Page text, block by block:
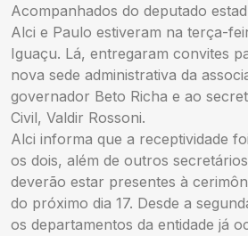
Acompanhados do deputado
Alci e Paulo estiveram na terça-
Iguaçu. Lá, entregaram convites
nova sede administrativa da
governador Beto Richa e ao
Civil, Valdir Rossoni.
Alci informa que a receptividade
os dois, além de outros
deverão estar presentes à
do próximo dia 17. Desde a
os departamentos da entidade já